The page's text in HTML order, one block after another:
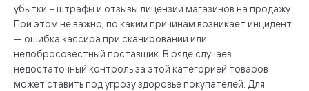
убытки – штрафы и отзывы лицензии магазинов на продажу.
При этом не важно, по каким причинам возникает инцидент
— ошибка кассира при сканировании или
недобросовестный поставщик. В ряде случаев
недостаточный контроль за этой категорией товаров
может ставить под угрозу здоровье покупателей. Для